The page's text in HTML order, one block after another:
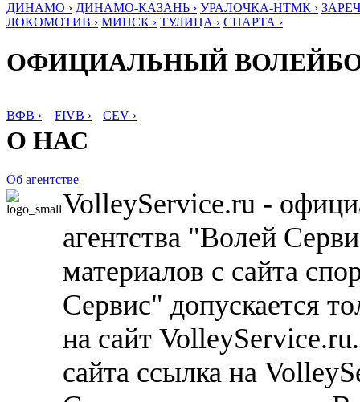
ДИНАМО › ДИНАМО-КАЗАНЬ › УРАЛОЧКА-НТМК ›
ЛОКОМОТИВ › МИНСК › ТУЛИЦА › СПАРТА ›
ОФИЦИАЛЬНЫЙ
ВФВ › FIVB › CEV ›
О НАС
Об агентстве
VolleyService.ru -
агентства "Волей
материалов с сайта
Сервис" допускается
на сайт
сайта ссылка на